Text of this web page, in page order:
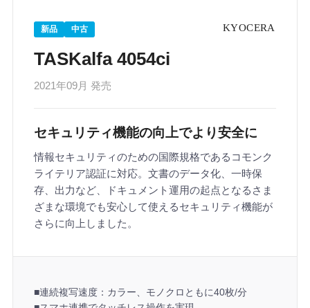
TASKalfa 4054ci
2021年09月 発売
新品 中古
セキュリティ機能の向上でより安全に
情報セキュリティのための国際規格であるコモンク
ライテリア認証に対応。文書のデータ化、一時保
存、出力など、ドキュメント運用の起点となるさま
ざまな環境でも安心して使えるセキュリティ機能が
さらに向上しました。
■連続複写速度：カラー、モノクロともに40枚/分